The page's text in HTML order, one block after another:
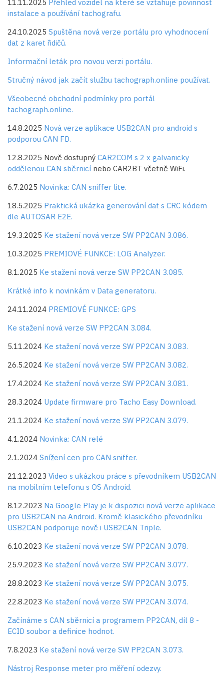
11.11.2025 Přehled vozidel na které se vztahuje povinnost
instalace a používání tachografu.
24.10.2025 Spuštěna nová verze portálu pro vyhodnocení
dat z karet řidičů.
Informační leták pro novou verzi portálu.
Stručný návod jak začít službu tachograph.online používat.
Všeobecné obchodní podmínky pro portál
tachograph.online.
14.8.2025 Nová verze aplikace USB2CAN pro android s
podporou CAN FD.
12.8.2025 Nově dostupný CAR2COM s 2 x galvanicky
oddělenou CAN sběrnicí nebo CAR2BT včetně WiFi.
6.7.2025 Novinka: CAN sniffer lite.
18.5.2025 Praktická ukázka generování dat s CRC kódem
dle AUTOSAR E2E.
19.3.2025 Ke stažení nová verze SW PP2CAN 3.086.
10.3.2025 PREMIOVÉ FUNKCE: LOG Analyzer.
8.1.2025 Ke stažení nová verze SW PP2CAN 3.085.
Krátké info k novinkám v Data generatoru.
24.11.2024 PREMIOVÉ FUNKCE: GPS
Ke stažení nová verze SW PP2CAN 3.084.
5.11.2024 Ke stažení nová verze SW PP2CAN 3.083.
26.5.2024 Ke stažení nová verze SW PP2CAN 3.082.
17.4.2024 Ke stažení nová verze SW PP2CAN 3.081.
28.3.2024 Update firmware pro Tacho Easy Download.
21.1.2024 Ke stažení nová verze SW PP2CAN 3.079.
4.1.2024 Novinka: CAN relé
2.1.2024 Snížení cen pro CAN sniffer.
21.12.2023 Video s ukázkou práce s převodníkem USB2CAN
na mobilním telefonu s OS Android.
8.12.2023 Na Google Play je k dispozici nová verze aplikace
pro USB2CAN na Android. Kromě klasického převodníku
USB2CAN podporuje nově i USB2CAN Triple.
6.10.2023 Ke stažení nová verze SW PP2CAN 3.078.
25.9.2023 Ke stažení nová verze SW PP2CAN 3.077.
28.8.2023 Ke stažení nová verze SW PP2CAN 3.075.
22.8.2023 Ke stažení nová verze SW PP2CAN 3.074.
Začínáme s CAN sběrnicí a programem PP2CAN, díl 8 -
ECID soubor a definice hodnot.
7.8.2023 Ke stažení nová verze SW PP2CAN 3.073.
Nástroj Response meter pro měření odezvy.